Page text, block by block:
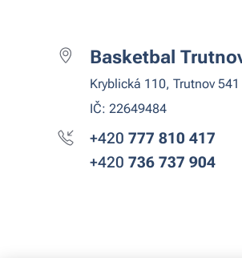
Basketbal
Kryblická 110, Trutnov 541
IČ: 22649484
+420 777 810 417
+420 736 737 904